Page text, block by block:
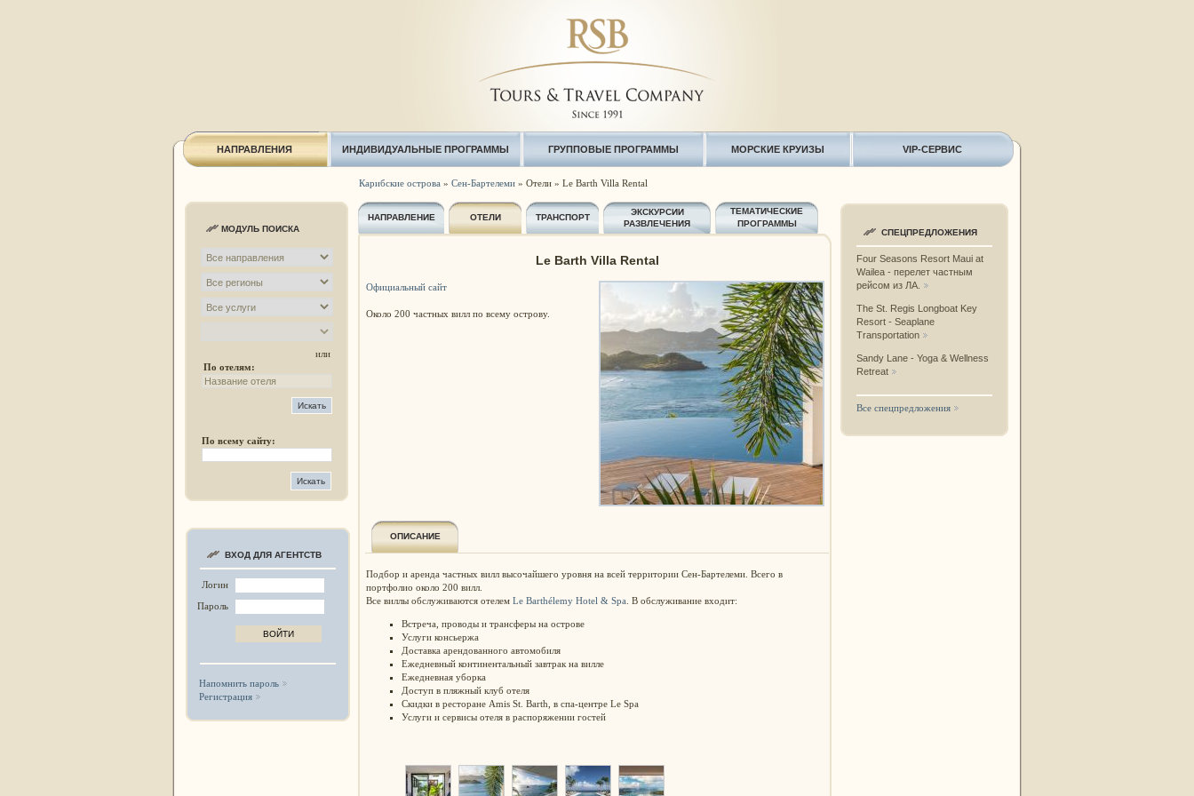
НАПРАВЛЕНИЯ ИНДИВИДУАЛЬНЫЕ ПРОГРАММЫ ГРУППОВЫЕ ПРОГРАММЫ МОРСКИЕ КРУИЗЫ VIP-СЕРВИС
МОДУЛЬ ПОИСКА
или
По отелям:
По всему сайту:
ВХОД ДЛЯ АГЕНТСТВ
Логин
Пароль
Напомнить пароль
Регистрация
Карибские острова » Сен-Бартелеми» Отели » Le Barth Villa Rental
НАПРАВЛЕНИЕ ОТЕЛИ ТРАНСПОРТ
ЭКСКУРСИИ
РАЗВЛЕЧЕНИЯ
ТЕМАТИЧЕСКИЕ
ПРОГРАММЫ
Le Barth Villa Rental
Официальный сайт
Около 200 частных вилл по всему острову.
ОПИСАНИЕ
Подбор и аренда частных вилл высочайшего уровня на всей территории Сен-Бартелеми. Всего в
портфолио около 200 вилл.
Все виллы обслуживаются отелем Le Barthélemy Hotel & Spa . В обслуживание входит:
Встреча, проводы и трансферы на острове
Услуги консьержа
Доставка арендованного автомобиля
Ежедневный континентальный завтрак на вилле
Ежедневная уборка
Доступ в пляжный клуб отеля
Скидки в ресторане Amis St. Barth, в спа-центре Le Spa
Услуги и сервисы отеля в распоряжении гостей
СПЕЦПРЕДЛОЖЕНИЯ
Four Seasons Resort Maui at
Wailea - перелет частным
рейсом из ЛА.
The St. Regis Longboat Key
Resort - Seaplane
Transportation
Sandy Lane - Yoga & Wellness
Retreat
Все спецпредложения